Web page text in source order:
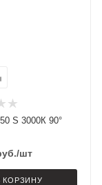
S 3000К 90°
/шт
КОРЗИНУ